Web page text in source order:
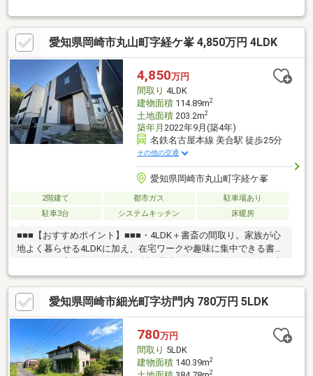
みやすい出窓を設置・お料理中もご家族の様子を見守れる対面式
キッチン・LDに隣接する和室は2WAY、客間など多用途に活用可
能・各洋室・和室・玄関ポーチなどに収納スペース有・各階にト
イレを配置、来客時にも気兼ねなく利用可能・室内大変丁寧に使
用されています・駐車スペース有(車種による)▼周辺環境・大幡
農村公園 徒歩11分(約820m)■ ご希望の住まい探しをお手伝いしま
す ━━━━━・・・物件の詳細・ご相談はお気軽にお問い合わせ
ください。
愛知県岡崎市丸山町字経ケ峯 4,850万円 4LDK
4,850万円
間取り 4LDK
建物面積114.89m2
土地面積203.2m2
築年月 2022年9月(築4年)
名鉄名古屋本線 美合駅 徒歩25分
その他の交通
愛知県岡崎市丸山町字経ケ峯
2階建て 都市ガス
駐車場あり
駐車3台
システムキッチン 床暖房
■■■【おすすめポイント】■■■・4LDK＋書斎の間取り。家族が心
地よく暮らせる4LDKに加え、在宅ワークや趣味に集中できる書斎
客時も安心。大型車をお持ちのご家庭にもぴったり。・開放感あ
ふれる広々屋上テラス！お子様のプールやガーデニングなど、多
目的に使える空間！・南側に庭あり！ガーデニング・ドッグラ
ン・家庭菜園など、お好みにアレンジ可能！・明るい南向きの
LDK！家族がゆったりくつろげる心地よい空間。・閑静で過ごし
やすく、自然も感じられる環境。・交通アクセスや生活施設にも
程よく近く、ファミリー層にも人気のエリア。
愛知県岡崎市細光町字坊門内 780万円 5LDK
780万円
間取り 5LDK
建物面積140.39m2
2